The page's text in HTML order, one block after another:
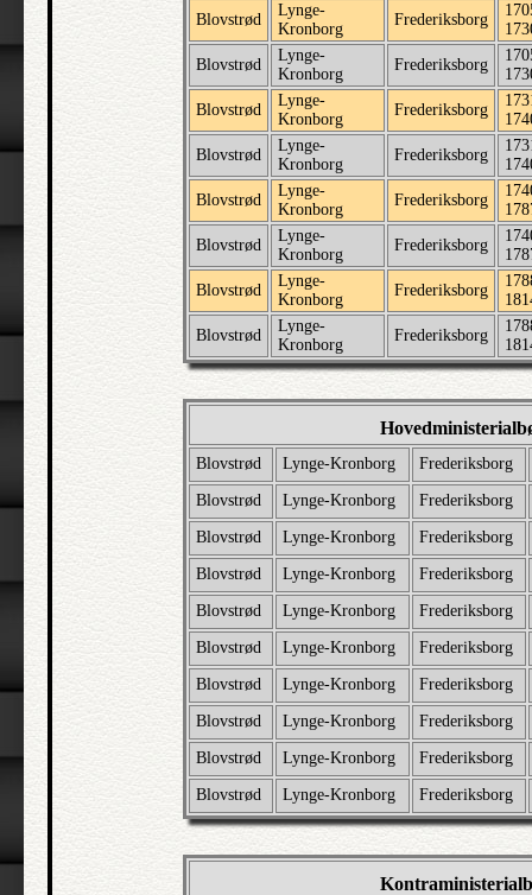
Blovstrød
Lynge-
Kronborg
Frederiksborg
Blovstrød
Lynge-
Kronborg
Frederiksborg
Blovstrød
Lynge-
Kronborg
Frederiksborg
Blovstrød
Lynge-
Kronborg
Frederiksborg
Blovstrød
Lynge-
Kronborg
Frederiksborg
Blovstrød
Lynge-
Kronborg
Frederiksborg
Blovstrød
Lynge-
Kronborg
Frederiksborg
Blovstrød
Lynge-
Kronborg
Frederiksborg
Blovstrød Lynge-Kronborg Frederiksborg
Blovstrød Lynge-Kronborg Frederiksborg
Blovstrød Lynge-Kronborg Frederiksborg
Blovstrød Lynge-Kronborg Frederiksborg
Blovstrød Lynge-Kronborg Frederiksborg
Blovstrød Lynge-Kronborg Frederiksborg
Blovstrød Lynge-Kronborg Frederiksborg
Blovstrød Lynge-Kronborg Frederiksborg
Blovstrød Lynge-Kronborg Frederiksborg
Blovstrød Lynge-Kronborg Frederiksborg